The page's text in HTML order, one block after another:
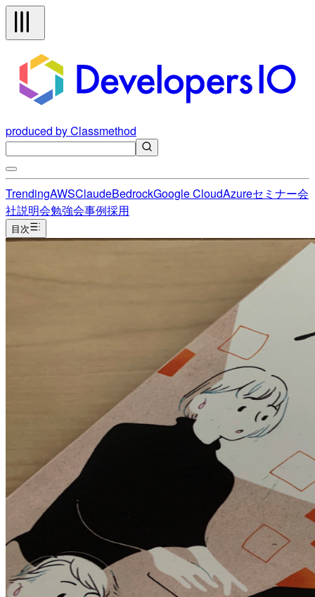
produced by Classmethod
TrendingAWSClaudeBedrockGoogle CloudAzureセミナー会
社説明会勉強会事例採用
目次